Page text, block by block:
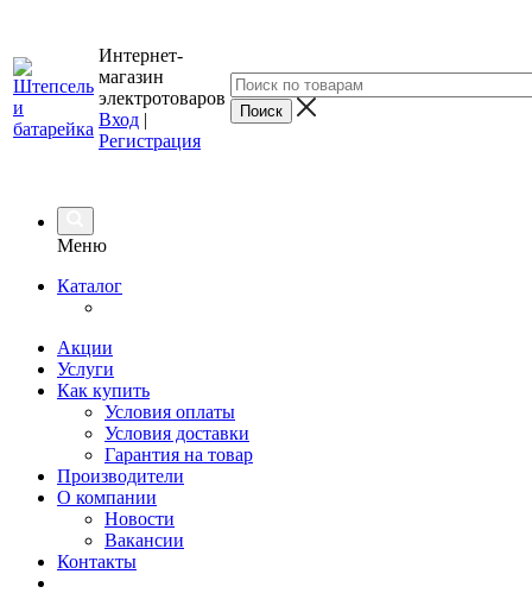
Интернет-
магазин
электротоваров
Вход |
Регистрация
Меню
Каталог
Акции
Услуги
Как купить
Условия оплаты
Условия доставки
Гарантия на товар
Производители
О компании
Новости
Вакансии
Контакты